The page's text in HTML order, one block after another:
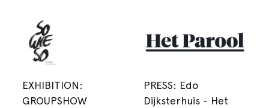
EXHIBITION:
GROUPSHOW
PRESS: Edo
Dijksterhuis - Het